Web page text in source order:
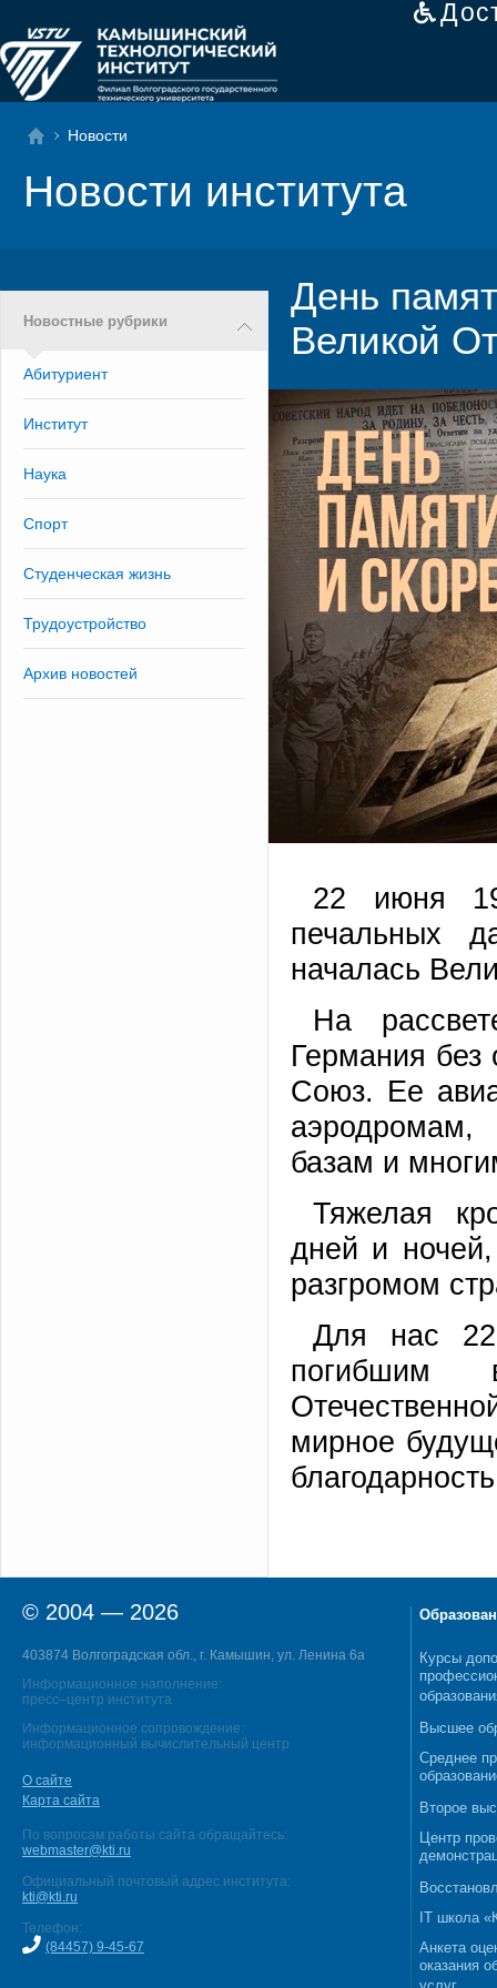
Новости
Новости института
Новостные рубрики
Абитуриент
Институт
Наука
Спорт
Студенческая жизнь
Трудоустройство
Архив новостей
День
Великой
22 июня
печальных
началась
На
Германия без
Союз. Ее
базам и
Тяжелая
дней и
разгромом
Для нас
погибшим
мирное
© 2004 — 2026
403874 Волгоградская обл., г. Камышин, ул. Ленина 6а
Информационное наполнение:
пресс–центр института
Информационное сопровождение:
информационный вычислительный центр
О сайте
Карта сайта
По вопросам работы сайта обращайтесь:
webmaster@kti.ru
Официальный почтовый адрес института:
kti@kti.ru
Телефон:
(84457) 9-45-67
Курсы
Высшее
Среднее
Второе
Центр
IT школа
Анкета
оказания